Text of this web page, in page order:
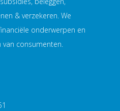
& verzekeren. We
onderwerpen en
consumenten.